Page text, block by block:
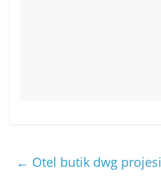
← Otel butik dwg projesi